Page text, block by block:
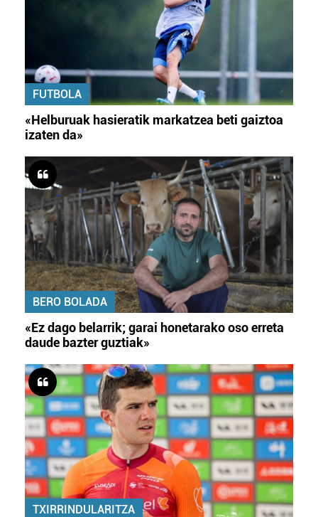
FUTBOLA
«Helburuak hasieratik markatzea beti gaiztoa
izaten da»
BERO BOLADA
«Ez dago belarrik; garai honetarako oso erreta
daude bazter guztiak»
TXIRRINDULARITZA